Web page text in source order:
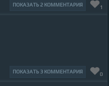
ПОКАЗАТЬ 2 КОММЕНТАРИЯ 1
ПОКАЗАТЬ 3 КОММЕНТАРИЯ 0